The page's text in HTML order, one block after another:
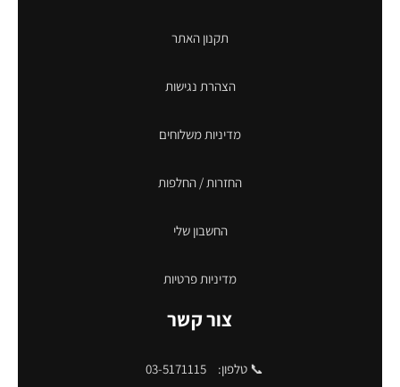
תקנון האתר
הצהרת נגישות
מדיניות משלוחים
החזרות / החלפות
החשבון שלי
מדיניות פרטיות
צור קשר
📞 טלפון: 03-5171115